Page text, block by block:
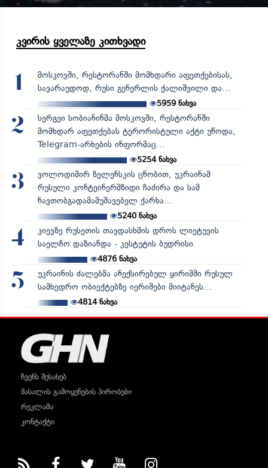
კვირის ყველაზე კითხვადი
1
მოსკოვში, რესტორანში მომხდარი აფეთქებისას,
სავარაუდოდ, რუსი გენერლის ქალიშვილი და...
5959 ნახვა
2
სერგეი სობიანინმა მოსკოვში, რესტორანში
მომხდარ აფეთქებას ტერორისტული აქტი უწოდა,
Telegram-არხების ინფორმაც...
5254ნახვა
3
ვოლოდიმირ ზელენსკის ცნობით, უკრაინამ
რუსული კონტეინერმზიდი ჩაძირა და სამ
ნავთობგადამამუშავებელ ქარხა...
5240ნახვა
4
კიევზე რუსეთის თავდასხმის დროს ლიეტუვის
საელჩო დაზიანდა - კესტუტის ბუდრისი
4876ნახვა
5
უკრაინის ძალებმა ანექსირებულ ყირიმში რუსულ
სამხედრო ობიექტებზე იერიშები მიიტანეს...
4814ნახვა
ჩვენს შესახებ
მასალის გამოყენების პირობები
რეკლამა
კონტაქტი